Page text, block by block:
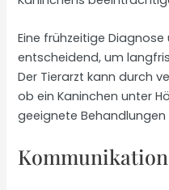
Eine frühzeitige
entscheidend, um
Der Tierarzt kann durch
ob ein Kaninchen unter
geeignete